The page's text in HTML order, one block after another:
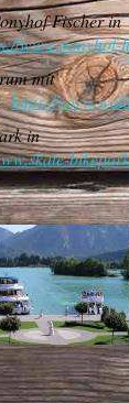
Fischer in
www.ponyhof-
mit
https://
in